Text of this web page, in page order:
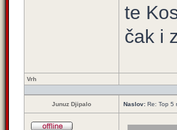
te
čak i
Vrh
Junuz Djipalo Naslov: Re: Top 5